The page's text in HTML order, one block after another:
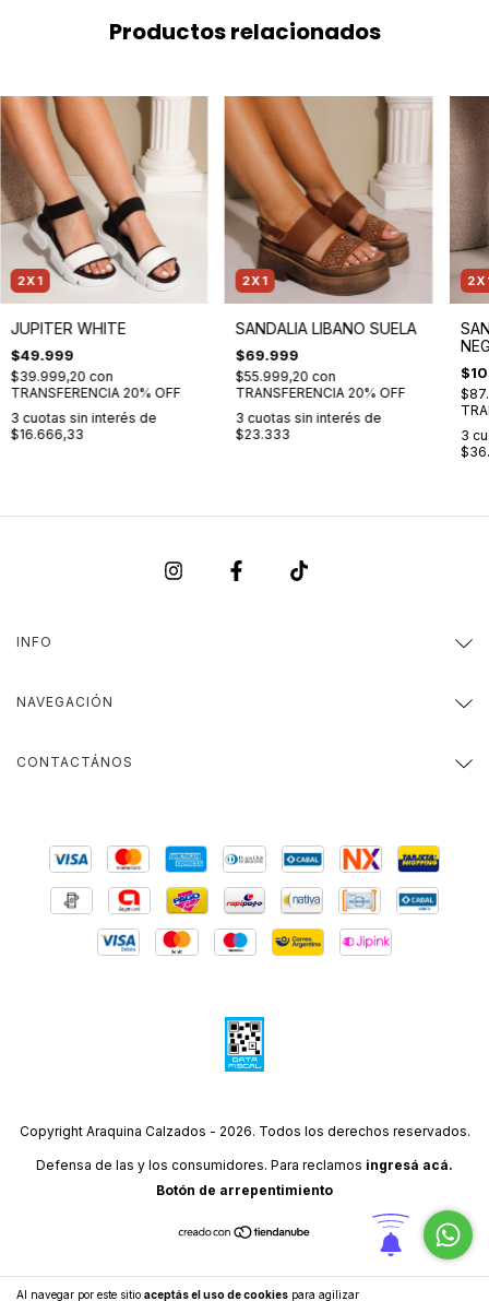
Al navegar por este sitio aceptás el uso de cookies para agilizar
Productos relacionados
2X1
JUPITER WHITE
$49.999
$39.999,20 con
TRANSFERENCIA 20% OFF
3 cuotas sin interés de
$16.666,33
2X1
SANDALIA LIBANO SUELA
$69.999
$55.999,20 con
TRANSFERENCIA 20% OFF
3 cuotas sin interés de
$23.333
3
INFO
NAVEGACIÓN
CONTACTÁNOS
Copyright Araquina Calzados - 2026. Todos los derechos reservados.
Defensa de las y los consumidores. Para reclamos ingresá acá.
Botón de arrepentimiento